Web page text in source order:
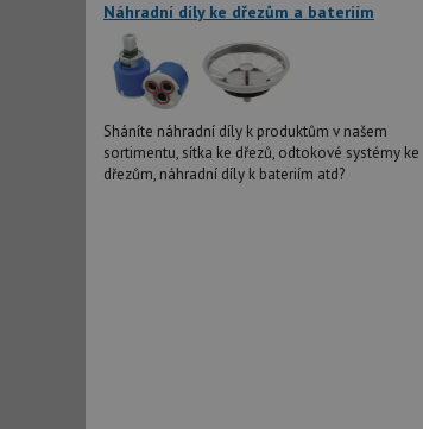
Náhradní díly ke dřezům a bateriím
Sháníte náhradní díly k produktům v našem
sortimentu, sítka ke dřezů, odtokové systémy ke
dřezům, náhradní díly k bateriím atd?